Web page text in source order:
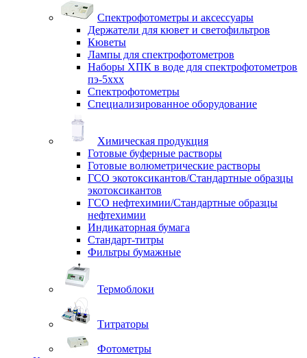
Спектрофотометры и аксессуары
Держатели для кювет и светофильтров
Кюветы
Лампы для спектрофотометров
Наборы ХПК в воде для спектрофотометров
пэ-5ххх
Спектрофотометры
Специализированное оборудование
Химическая продукция
Готовые буферные растворы
Готовые волюметрические растворы
ГСО экотоксикантов/Стандартные образцы
экотоксикантов
ГСО нефтехимии/Стандартные образцы
нефтехимии
Индикаторная бумага
Стандарт-титры
Фильтры бумажные
Термоблоки
Титраторы
Фотометры